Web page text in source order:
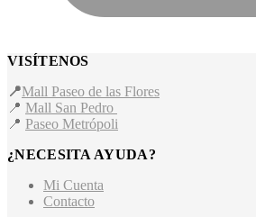
VISÍTENOS
📍Mall Paseo de las Flores
📍 Mall San Pedro
📍 Paseo Metrópoli
¿NECESITA AYUDA?
Mi Cuenta
Contacto